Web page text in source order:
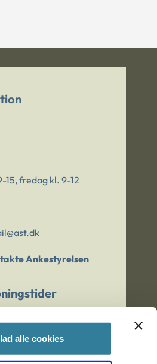
alle cookies
fredag kl. 9-12
Ankestyrelsen